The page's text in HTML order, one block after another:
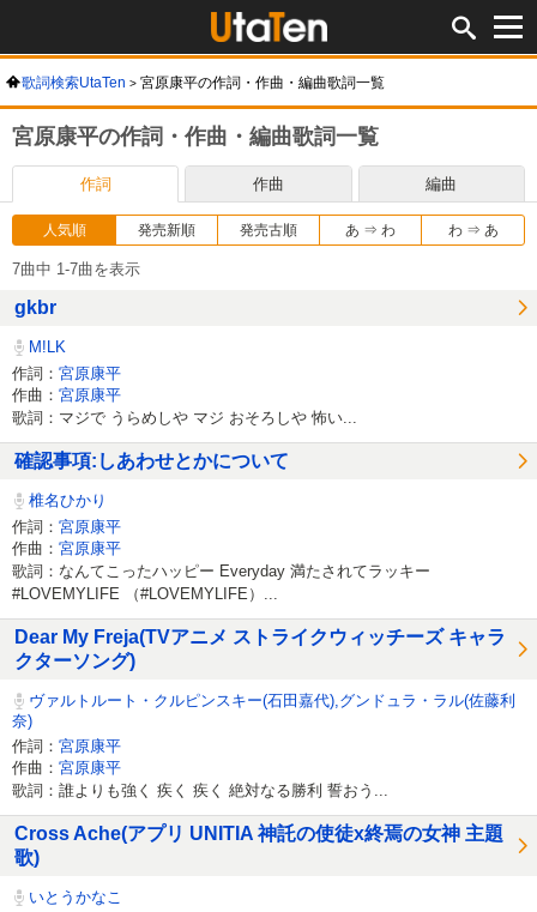
歌詞検索UtaTen 宮原康平の作詞・作曲・編曲歌詞一覧
宮原康平の作詞・作曲・編曲歌詞一覧
作詞 作曲 編曲
人気順 発売新順 発売古順 あ ⇒ わ わ ⇒ あ
7曲中 1-7曲を表示
gkbr
M!LK
作詞： 宮原康平
作曲： 宮原康平
歌詞：マジで うらめしや マジ おそろしや 怖い...
確認事項:しあわせとかについて
椎名ひかり
作詞： 宮原康平
作曲： 宮原康平
歌詞：なんてこったハッピー Everyday 満たされてラッキー
#LOVEMYLIFE （#LOVEMYLIFE）...
Dear My Freja(TVアニメ ストライクウィッチーズ キャラ
クターソング)
ヴァルトルート・クルピンスキー(石田嘉代),グンドュラ・ラル(佐藤利
奈)
作詞： 宮原康平
作曲： 宮原康平
歌詞：誰よりも強く 疾く 疾く 絶対なる勝利 誓おう...
Cross Ache(アプリ UNITIA 神託の使徒x終焉の女神 主題
歌)
いとうかなこ